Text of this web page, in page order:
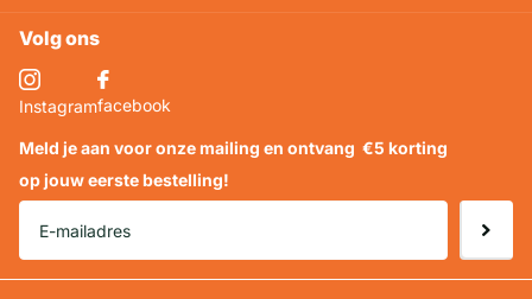
Volg ons
Instagramfacebook
Meld je aan voor onze mailing en ontvang €5 korting
op jouw eerste bestelling!